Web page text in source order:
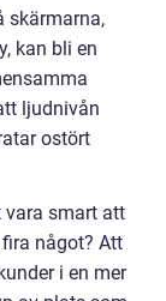
skärmarna,
kan bli en
ljudnivån
ostört
vara smart att
något? Att
i en mer